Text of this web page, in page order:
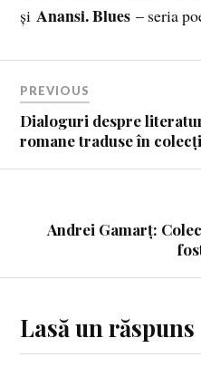
șiAnansi. Blues – seria
PREVIOUS
Dialoguri despre
romane traduse în
Andrei Gamarț:
Lasă un răspuns